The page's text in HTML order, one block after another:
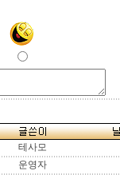
테사모
운영자